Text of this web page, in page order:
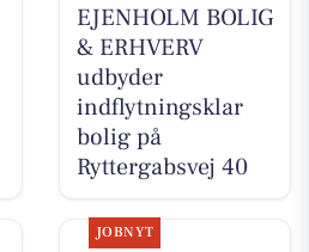
EJENHOLM BOLIG
& ERHVERV
udbyder
indflytningsklar
bolig på
Ryttergabsvej 40
JOBNYT